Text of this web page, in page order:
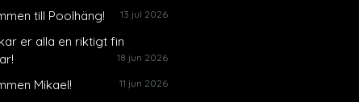
till Poolhäng! 13 jul 2026
er alla en riktigt fin
18 jun 2026
Mikael! 11 jun 2026